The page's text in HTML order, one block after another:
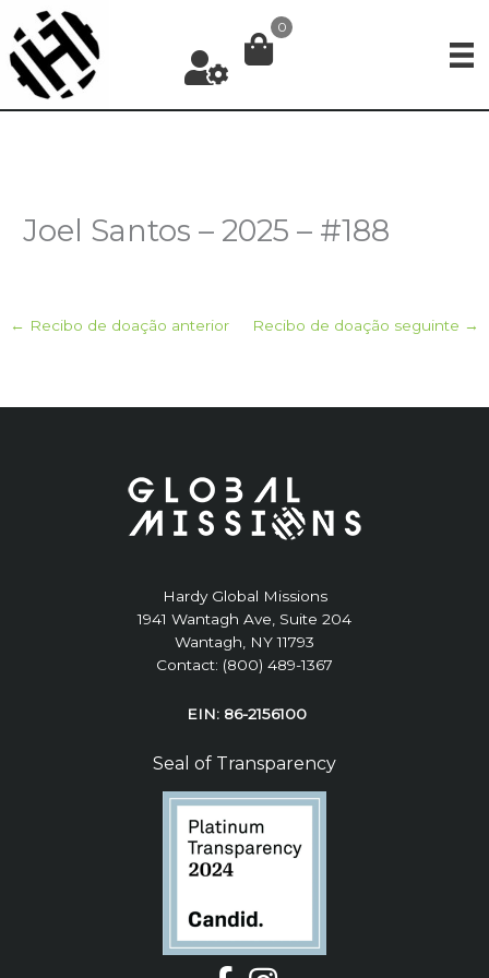
para
conteúdo
0
Joel Santos – 2025 – #188
← Recibo de doação anterior Recibo de doação seguinte →
Hardy Global Missions
1941 Wantagh Ave, Suite 204
Wantagh, NY 11793
Contact: (800) 489-1367
EIN: 86-2156100
Seal of Transparency